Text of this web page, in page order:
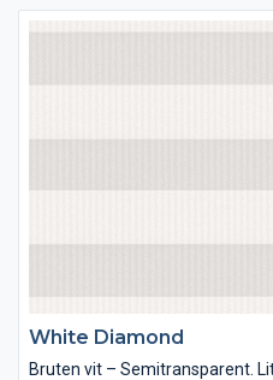
White Diamond
Bruten vit – Semitransparent.